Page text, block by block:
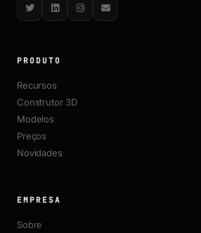
TwitterLinkedInInstagram
Email
PRODUTO
Recursos
Construtor 3D
Modelos
Preços
Novidades
EMPRESA
Sobre